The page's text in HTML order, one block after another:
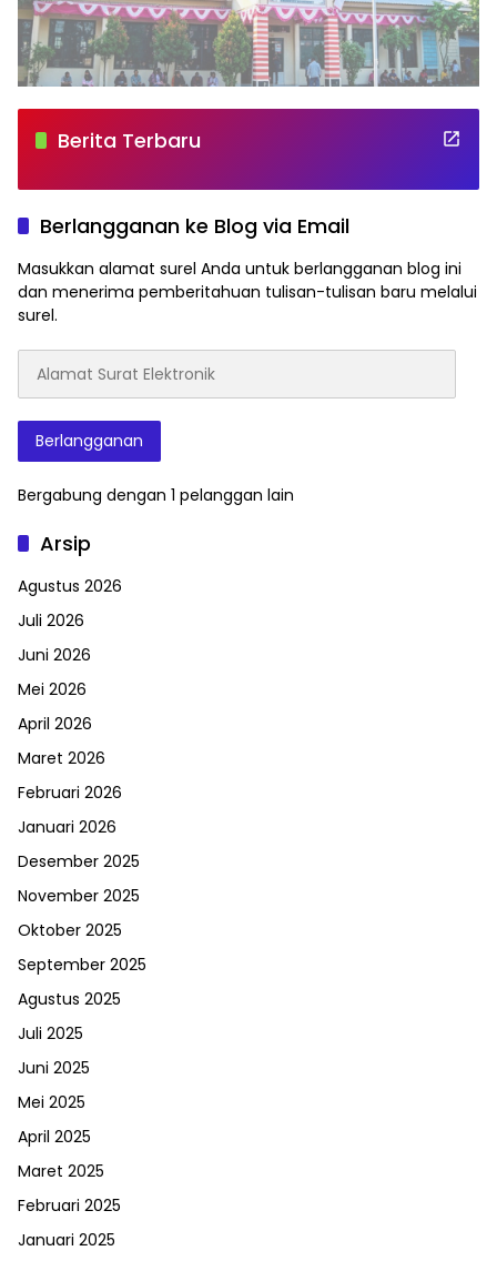
Berita Terbaru
Berlangganan ke Blog via Email
Masukkan alamat surel Anda untuk berlangganan blog ini
dan menerima pemberitahuan tulisan-tulisan baru melalui
surel.
Surat
Berlangganan
Bergabung dengan 1 pelanggan lain
Arsip
Agustus 2026
Juli 2026
Juni 2026
Mei 2026
April 2026
Maret 2026
Februari 2026
Januari 2026
Desember 2025
November 2025
Oktober 2025
September 2025
Agustus 2025
Juli 2025
Juni 2025
Mei 2025
April 2025
Maret 2025
Februari 2025
Januari 2025